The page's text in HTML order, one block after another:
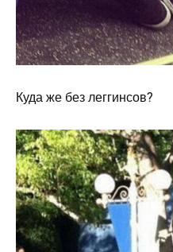
Куда же без леггинсов?